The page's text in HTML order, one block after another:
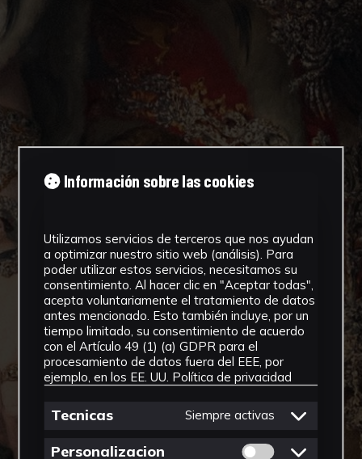
Información sobre las cookies
Utilizamos servicios de terceros que nos ayudan
a optimizar nuestro sitio web (análisis). Para
poder utilizar estos servicios, necesitamos su
consentimiento. Al hacer clic en "Aceptar todas",
acepta voluntariamente el tratamiento de datos
antes mencionado. Esto también incluye, por un
tiempo limitado, su consentimiento de acuerdo
con el Artículo 49 (1) (a) GDPR para el
procesamiento de datos fuera del EEE, por
ejemplo, en los EE. UU. Política de privacidad
Tecnicas Siempre activas
Personalizacion Permitir cookies